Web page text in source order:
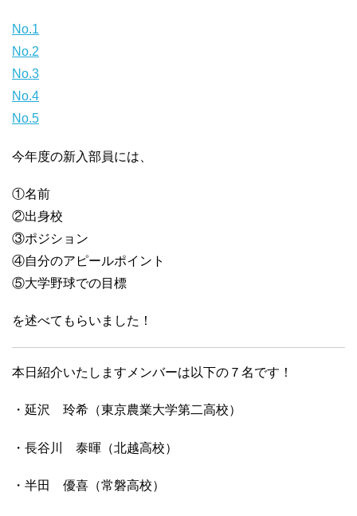
No.1
No.2
No.3
No.4
No.5
今年度の新入部員には、
①名前
②出身校
③ポジション
④自分のアピールポイント
⑤大学野球での目標
を述べてもらいました！
本日紹介いたしますメンバーは以下の７名です！
・延沢 玲希（東京農業大学第二高校）
・長谷川 泰暉（北越高校）
・半田 優喜（常磐高校）